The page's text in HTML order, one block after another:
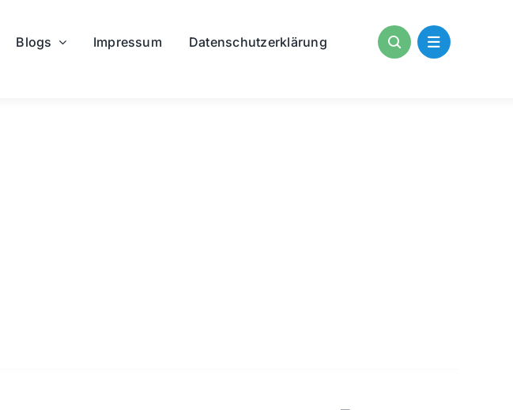
Blogs Impressum Datenschutzerklärung